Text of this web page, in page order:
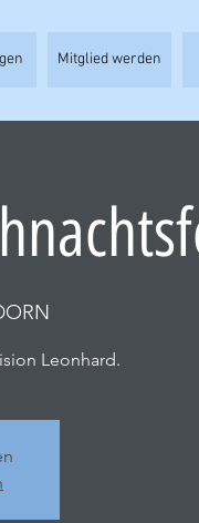
Mitglied werden
Leonhard.